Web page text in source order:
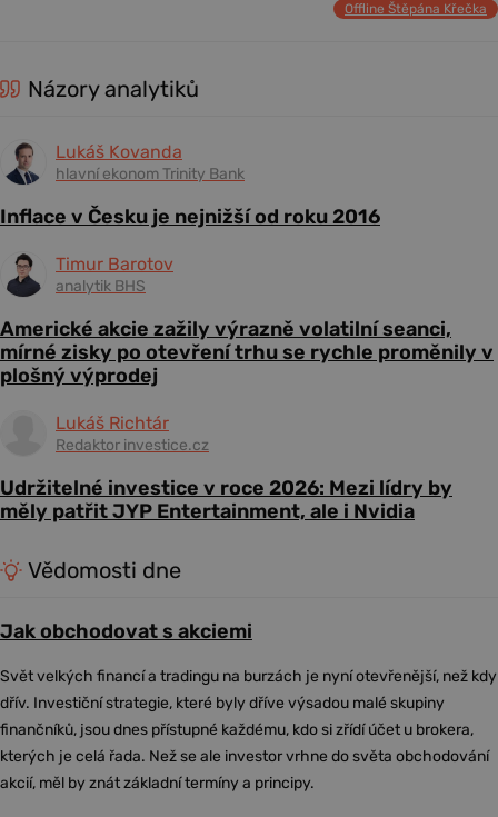
Offline Štěpána Křečka
Názory analytiků
Lukáš Kovanda
hlavní ekonom Trinity Bank
Inflace v Česku je nejnižší od roku 2016
Timur Barotov
analytik BHS
Americké akcie zažily výrazně volatilní seanci,
mírné zisky po otevření trhu se rychle proměnily v
plošný výprodej
Lukáš Richtár
Redaktor investice.cz
Udržitelné investice v roce 2026: Mezi lídry by
měly patřit JYP Entertainment, ale i Nvidia
Vědomosti dne
Jak obchodovat s akciemi
Svět velkých financí a tradingu na burzách je nyní otevřenější, než kdy
dřív. Investiční strategie, které byly dříve výsadou malé skupiny
finančníků, jsou dnes přístupné každému, kdo si zřídí účet u brokera,
kterých je celá řada. Než se ale investor vrhne do světa obchodování
akcií, měl by znát základní termíny a principy.